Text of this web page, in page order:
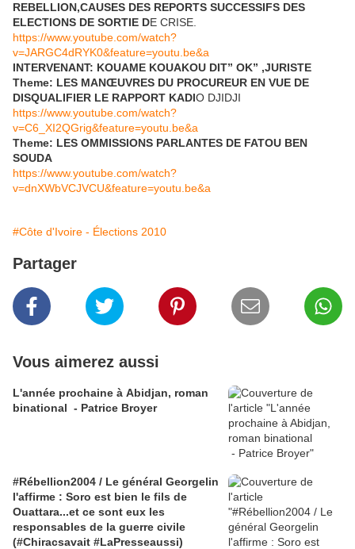
REBELLION,CAUSES DES REPORTS SUCCESSIFS DES
ELECTIONS DE SORTIE DE CRISE.
https://www.youtube.com/watch?
v=JARGC4dRYK0&feature=youtu.be&a
INTERVENANT: KOUAME KOUAKOU DIT” OK” ,JURISTE
Theme: LES MANŒUVRES DU PROCUREUR EN VUE DE
DISQUALIFIER LE RAPPORT KADIO DJIDJI
https://www.youtube.com/watch?
v=C6_XI2QGrig&feature=youtu.be&a
Theme: LES OMMISSIONS PARLANTES DE FATOU BEN
SOUDA
https://www.youtube.com/watch?
v=dnXWbVCJVCU&feature=youtu.be&a
#Côte d'Ivoire - Élections 2010
Partager
Vous aimerez aussi
L'année prochaine à Abidjan, roman
binational - Patrice Broyer
#Rébellion2004 / Le général Georgelin
l'affirme : Soro est bien le fils de
Ouattara...et ce sont eux les
responsables de la guerre civile
(#Chiracsavait #LaPresseaussi)